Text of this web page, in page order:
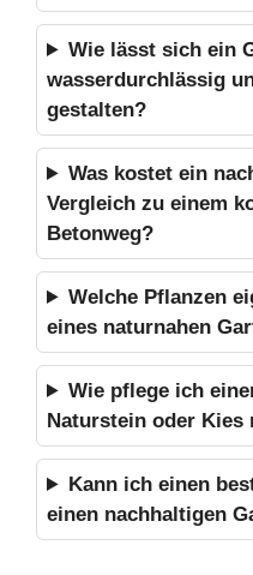
Wie lässt sich ein
wasserdurchlässig
gestalten?
Was kostet ein
Vergleich zu einem
Betonweg?
Welche Pflanzen
eines naturnahen
Wie pflege ich
Naturstein oder Kies
Kann ich einen
einen nachhaltigen